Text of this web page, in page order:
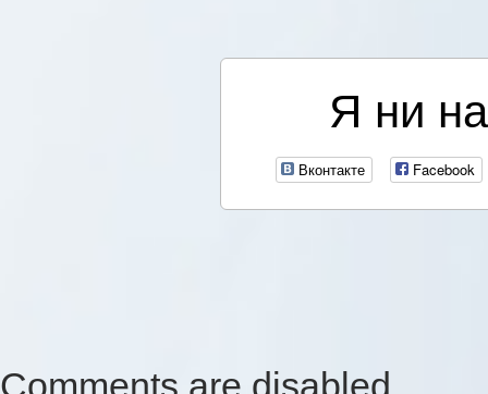
Я ни
Вконтакте Facebook
Comments are disabled